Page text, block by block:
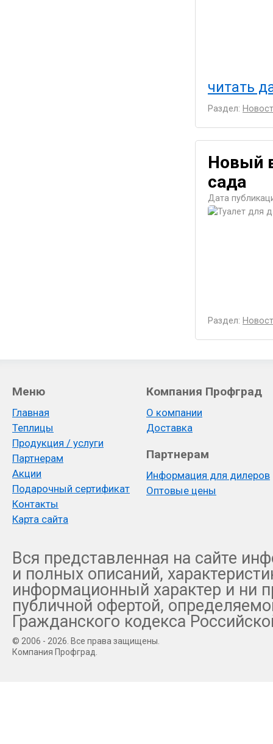
читать
Раздел:
Новый
сада
Дата
Раздел:
Меню
Главная
Теплицы
Продукция / услуги
Партнерам
Акции
Подарочный сертификат
Контакты
Карта сайта
Компания Профград
О компании
Доставка
Партнерам
Информация для дилеров
Оптовые цены
Вся представленная на сайте
и полных описаний,
информационный характер и ни
публичной офертой,
Гражданского кодекса
© 2006 - 2026. Все права защищены.
Компания Профград.